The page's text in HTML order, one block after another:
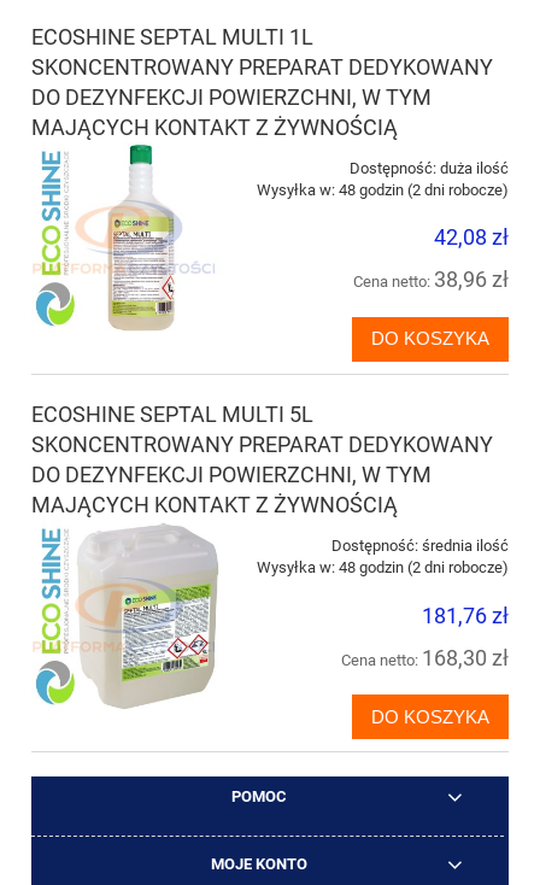
ECOSHINE SEPTAL MULTI 1L
SKONCENTROWANY PREPARAT DEDYKOWANY
DO DEZYNFEKCJI POWIERZCHNI, W TYM
MAJĄCYCH KONTAKT Z ŻYWNOŚCIĄ
Dostępność: duża ilość
Wysyłka w: 48 godzin (2 dni robocze)
42,08 zł
Cena netto: 38,96 zł
DO KOSZYKA
ECOSHINE SEPTAL MULTI 5L
SKONCENTROWANY PREPARAT DEDYKOWANY
DO DEZYNFEKCJI POWIERZCHNI, W TYM
MAJĄCYCH KONTAKT Z ŻYWNOŚCIĄ
Dostępność: średnia ilość
Wysyłka w: 48 godzin (2 dni robocze)
181,76 zł
Cena netto: 168,30 zł
DO KOSZYKA
POMOC
MOJE KONTO